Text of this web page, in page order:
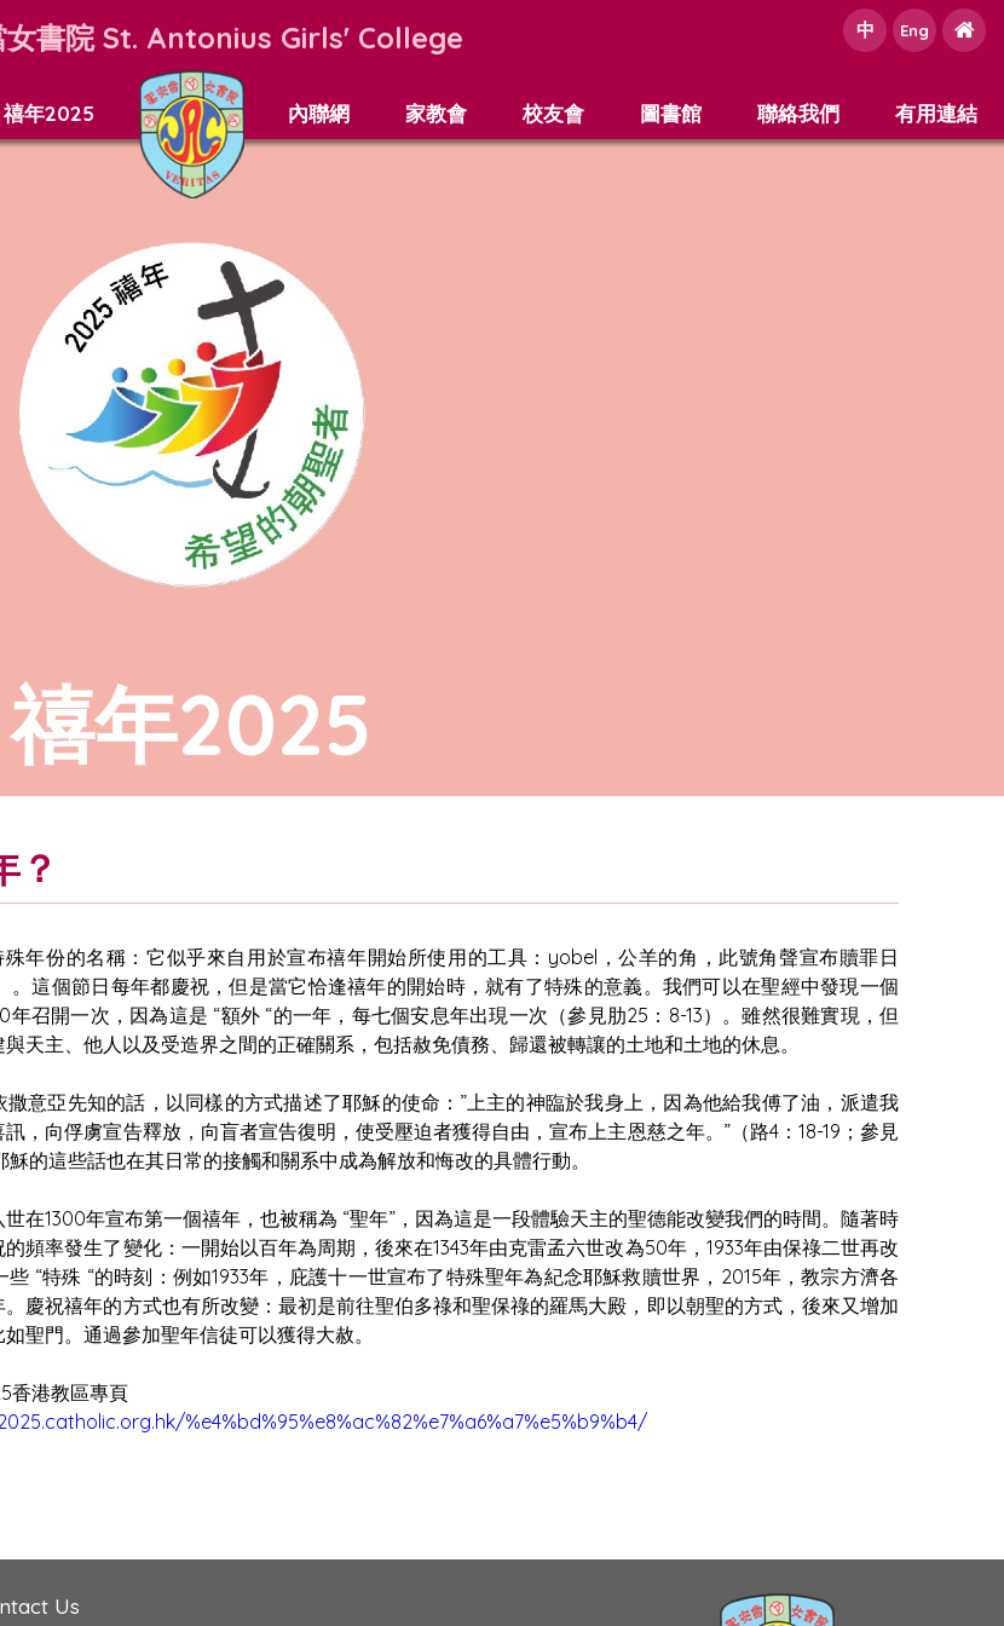
書院 St. Antonius Girls' College 中 Eng
禧年2025 內聯網 家教會 校友會 圖書館 聯絡我們 有用連結
禧年2025
？
殊年份的名稱：它似乎來自用於宣布禧年開始所使用的工具：yobel，公羊的角，此號角聲宣布贖罪日
。這個節日每年都慶祝，但是當它恰逢禧年的開始時，就有了特殊的意義。我們可以在聖經中發現一個
年召開一次，因為這是 “額外 “的一年，每七個安息年出現一次（參見肋25：8-13）。雖然很難實現，但
天主、他人以及受造界之間的正確關系，包括赦免債務、歸還被轉讓的土地和土地的休息。
撒意亞先知的話，以同樣的方式描述了耶穌的使命：”上主的神臨於我身上，因為他給我傅了油，派遣我
，向俘虜宣告釋放，向盲者宣告復明，使受壓迫者獲得自由，宣布上主恩慈之年。”（路4：18-19；參見
穌的這些話也在其日常的接觸和關系中成為解放和悔改的具體行動。
在1300年宣布第一個禧年，也被稱為 “聖年”，因為這是一段體驗天主的聖德能改變我們的時間。隨著時
頻率發生了變化：一開始以百年為周期，後來在1343年由克雷孟六世改為50年，1933年由保祿二世再改
些 “特殊 “的時刻：例如1933年，庇護十一世宣布了特殊聖年為紀念耶穌救贖世界，2015年，教宗方濟各
慶祝禧年的方式也有所改變：最初是前往聖伯多祿和聖保祿的羅馬大殿，即以朝聖的方式，後來又增加
聖門。通過參加聖年信徒可以獲得大赦。
香港教區專頁
%e4%bd%95%e8%ac%82%e7%a6%a7%e5%b9%b4/
Us